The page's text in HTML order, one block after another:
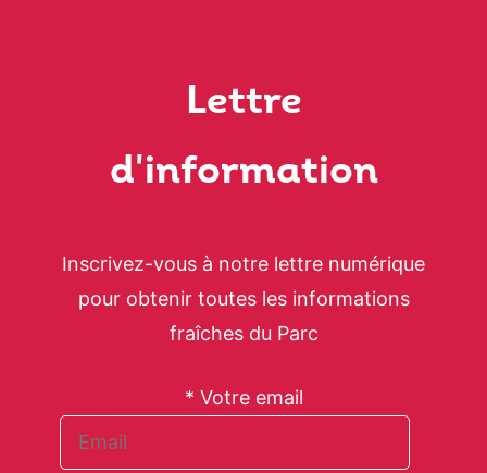
Lettre
d'information
Inscrivez-vous à notre lettre numérique
pour obtenir toutes les informations
fraîches du Parc
* Votre email